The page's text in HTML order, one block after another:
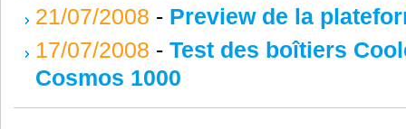
21/07/2008 - Preview de la
17/07/2008 - Test des boîtiers
Cosmos 1000